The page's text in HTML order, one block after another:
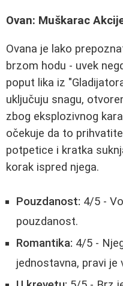
Ovan: Muškarac
Ovana je lako
brzom hodu - uvek
poput lika iz
uključuju snagu,
zbog eksplozivnog
očekuje da to
potpetice i kratka
korak ispred njega.
Pouzdanost: 4/5 -
pouzdanost.
Romantika: 4/5 -
jednostavna, pravi je